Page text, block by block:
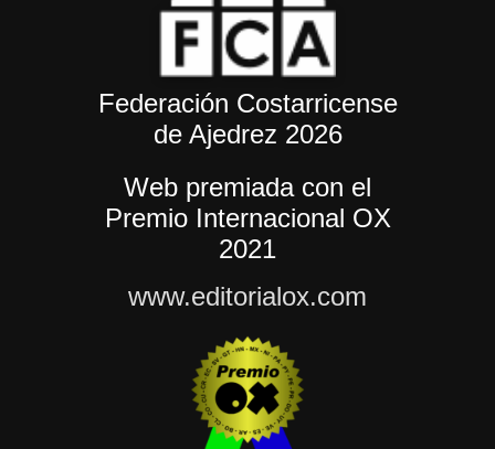
Federación Costarricense
de Ajedrez 2026
Web premiada con el
Premio Internacional OX
2021
www.editorialox.com